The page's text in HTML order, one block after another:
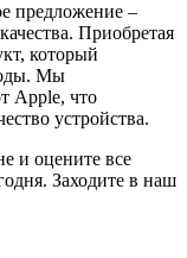
предложение –
Приобретая
который
Мы
Apple, что
устройства.
и оцените все
Заходите в наш